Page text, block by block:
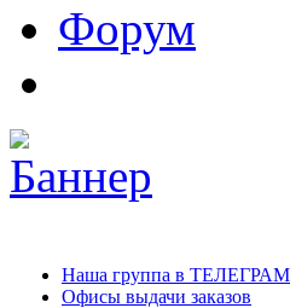
Форум
Наша группа в ТЕЛЕГРАМ
Офисы выдачи заказов